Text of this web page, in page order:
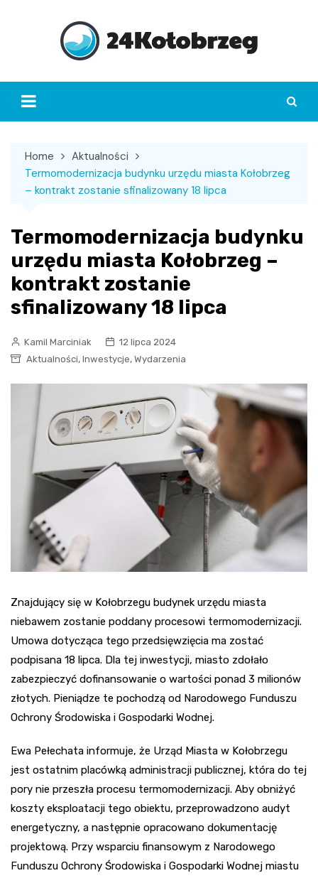
Home
Aktualności
Termomodernizacja budynku urzędu miasta Kołobrzeg
– kontrakt zostanie sfinalizowany 18 lipca
Termomodernizacja budynku
urzędu miasta Kołobrzeg –
kontrakt zostanie
sfinalizowany 18 lipca
Kamil Marciniak
12 lipca 2024
Aktualności, Inwestycje, Wydarzenia
Znajdujący się w Kołobrzegu budynek urzędu miasta
niebawem zostanie poddany procesowi termomodernizacji.
Umowa dotycząca tego przedsięwzięcia ma zostać
podpisana 18 lipca. Dla tej inwestycji, miasto zdołało
zabezpieczyć dofinansowanie o wartości ponad 3 milionów
złotych. Pieniądze te pochodzą od Narodowego Funduszu
Ochrony Środowiska i Gospodarki Wodnej.
Ewa Pełechata informuje, że Urząd Miasta w Kołobrzegu
jest ostatnim placówką administracji publicznej, która do tej
pory nie przeszła procesu termomodernizacji. Aby obniżyć
koszty eksploatacji tego obiektu, przeprowadzono audyt
energetyczny, a następnie opracowano dokumentację
projektową. Przy wsparciu finansowym z Narodowego
Funduszu Ochrony Środowiska i Gospodarki Wodnej miastu